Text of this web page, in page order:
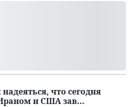
что сегодня
и США зав...